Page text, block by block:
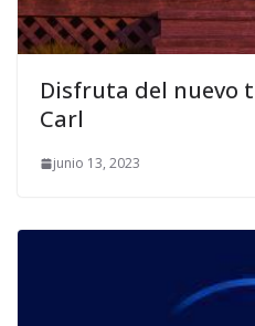
Disfruta del nuevo
Carl
junio 13, 2023